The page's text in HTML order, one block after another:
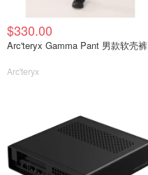
$330.00
Arc'teryx Gamma Pant 男款软壳裤
Arc'teryx